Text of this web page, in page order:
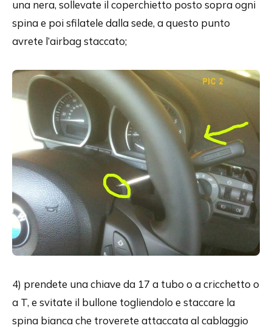
una nera, sollevate il coperchietto posto sopra ogni
spina e poi sfilatele dalla sede, a questo punto
avrete l’airbag staccato;
4) prendete una chiave da 17 a tubo o a cricchetto o
a T, e svitate il bullone togliendolo e staccare la
spina bianca che troverete attaccata al cablaggio